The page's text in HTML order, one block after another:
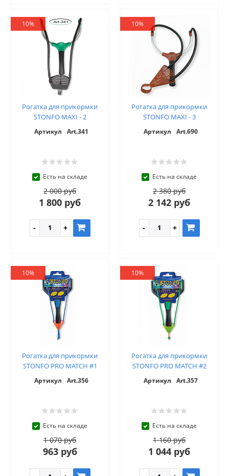
10%
Рогатка для прикормки
STONFO MAXI - 2
Артикул Art.341
Есть на складе
2 000 руб
1 800 руб
10%
Рогатка для прикормки
STONFO MAXI - 3
Артикул Art.690
Есть на складе
2 380 руб
2 142 руб
10%
Рогатка для прикормки
STONFO PRO MATCH #1
Артикул Art.356
Есть на складе
1 070 руб
963 руб
10%
Рогатка для прикормки
STONFO PRO MATCH #2
Артикул Art.357
Есть на складе
1 160 руб
1 044 руб